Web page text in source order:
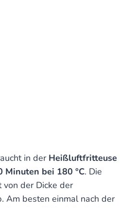
in der Heißluftfritteuse
Minuten bei 180 °C. Die
der Dicke der
Am besten einmal nach der